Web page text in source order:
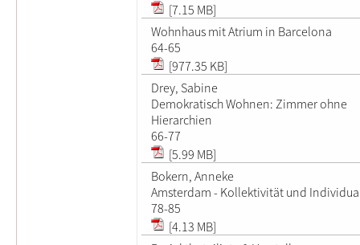
[7.15 MB]
Wohnhaus mit Atrium in Barcelona
64-65
[977.35 KB]
Drey, Sabine
Demokratisch Wohnen: Zimmer ohne
Hierarchien
66-77
[5.99 MB]
Bokern, Anneke
Amsterdam - Kollektivität und
78-85
[4.13 MB]